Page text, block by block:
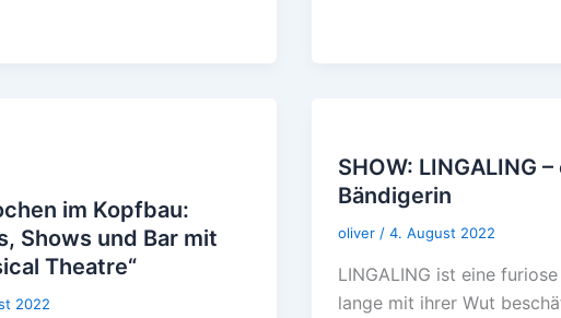
im Kopfbau:
Shows und Bar mit
Theatre“
2022
SHOW: LINGALING
Bändigerin
oliver /4. August 2022
LINGALING ist eine
lange mit ihrer Wut